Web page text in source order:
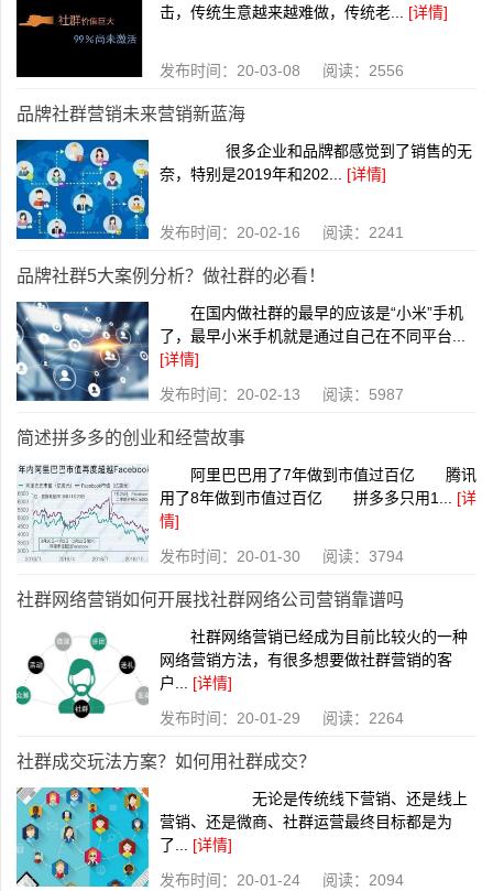
击，传统生意越来越难做，传统老... [详情]
发布时间：20-03-08 阅读：2556
品牌社群营销未来营销新蓝海
很多企业和品牌都感觉到了销售的无
奈，特别是2019年和202... [详情]
发布时间：20-02-16 阅读：2241
品牌社群5大案例分析？做社群的必看！
在国内做社群的最早的应该是“小米”手机
了，最早小米手机就是通过自己在不同平台...
[详情]
发布时间：20-02-13 阅读：5987
简述拼多多的创业和经营故事
阿里巴巴用了7年做到市值过百亿 腾讯
用了8年做到市值过百亿 拼多多只用1... [详
情]
发布时间：20-01-30 阅读：3794
社群网络营销如何开展找社群网络公司营销靠谱吗
社群网络营销已经成为目前比较火的一种
网络营销方法，有很多想要做社群营销的客
户... [详情]
发布时间：20-01-29 阅读：2264
社群成交玩法方案？如何用社群成交？
无论是传统线下营销、还是线上
营销、还是微商、社群运营最终目标都是为
了... [详情]
发布时间：20-01-24 阅读：2094